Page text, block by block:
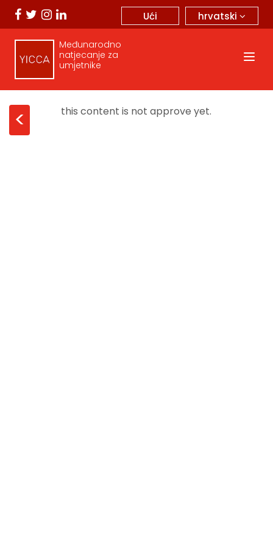
hrvatski
Ući
Međunarodno
natjecanje za
umjetnike
< this content is not approve yet.